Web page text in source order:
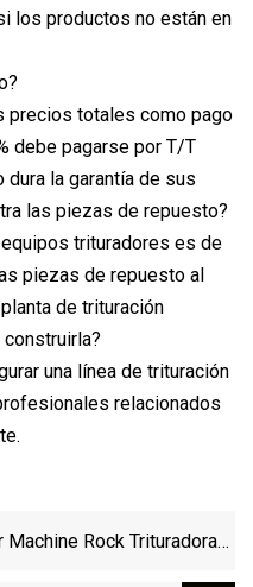
los productos no están en
precios totales como pago
debe pagarse por T/T
dura la garantía de sus
las piezas de repuesto?
trituradores es de
piezas de repuesto al
de trituración
una línea de trituración
relacionados
Machine Rock Trituradora